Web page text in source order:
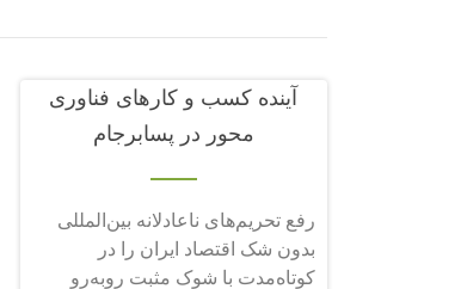
آینده کسب و کارهای فناوری
محور در پسابرجام
رفع تحریم‌های ناعادلانه بین‌المللی
بدون شک اقتصاد ایران را در
کوتاه‌مدت با شوک مثبت روبه‌رو